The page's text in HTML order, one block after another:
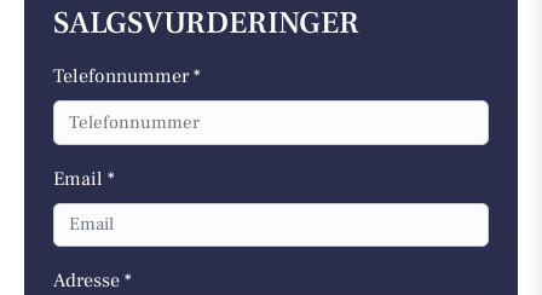
SALGSVURDERINGER
Telefonnummer *
Email *
Adresse *